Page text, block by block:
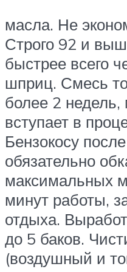
масла. Не
Строго 92 и
быстрее всего
шприц. Смесь
более 2 недель,
вступает в
Бензокосу
обязательно
максимальных
минут работы,
отдыха.
до 5 баков.
(воздушный и